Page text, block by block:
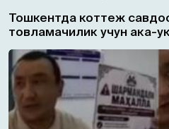
Тошкентда коттеж
товламачилик учун ака-